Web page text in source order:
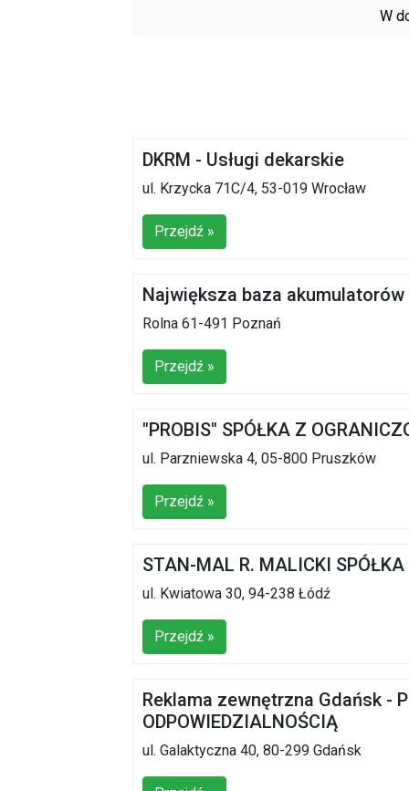
W
DKRM - Usługi dekarskie
ul. Krzycka 71C/4, 53-019 Wrocław
Przejdź »
Największa baza
Rolna 61-491 Poznań
Przejdź »
"PROBIS" SPÓŁKA Z
ul. Parzniewska 4, 05-800 Pruszków
Przejdź »
STAN-MAL R. MALICKI
ul. Kwiatowa 30, 94-238 Łódź
Przejdź »
Reklama zewnętrzna Gdańsk -
ODPOWIEDZIALNOŚCIĄ
ul. Galaktyczna 40, 80-299 Gdańsk